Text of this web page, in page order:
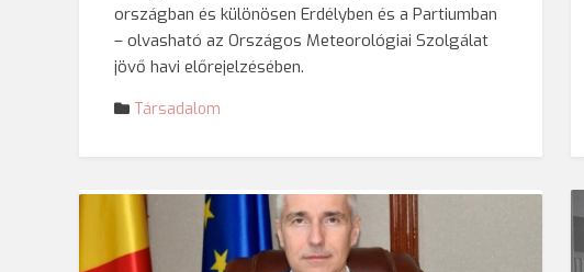
országban és különösen Erdélyben és a Partiumban
– olvasható az Országos Meteorológiai Szolgálat
jövő havi előrejelzésében.
Társadalom